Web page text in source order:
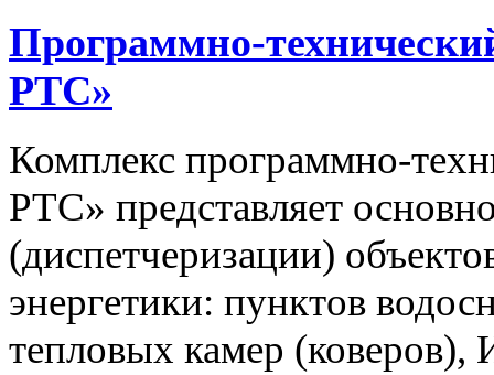
Программно-
РТС»
Комплекс программно-
РТС» представляет
(диспетчеризации)
энергетики: пунктов
тепловых камер